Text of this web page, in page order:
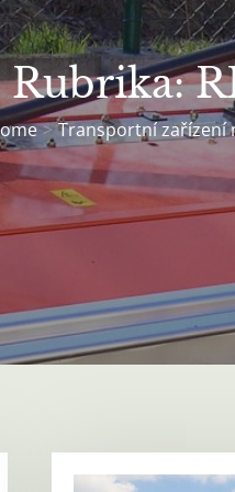
Rubrika:
Transportní zařízení